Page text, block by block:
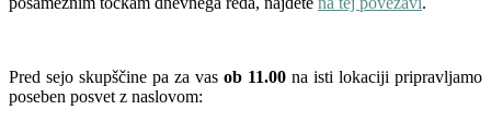
Pred sejo skupščine pa za vas ob 11.00 na isti lokaciji pripravljamo
poseben posvet z naslovom: